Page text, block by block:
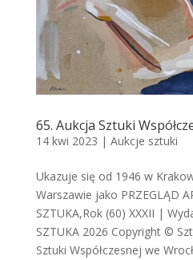
65. Aukcja Sztuki
14 kwi 2023 | Aukcje sztuki
Ukazuje się od 1946 w
Warszawie jako PRZEGLĄD
SZTUKA,Rok (60) XXXII |
SZTUKA 2026 Copyright ©
Sztuki Współczesnej we